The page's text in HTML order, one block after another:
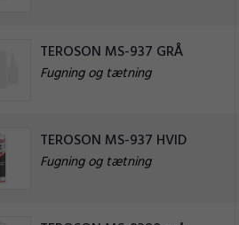
TEROSON MS-937 GRÅ
Fugning og tætning
TEROSON MS-937 HVID
Fugning og tætning